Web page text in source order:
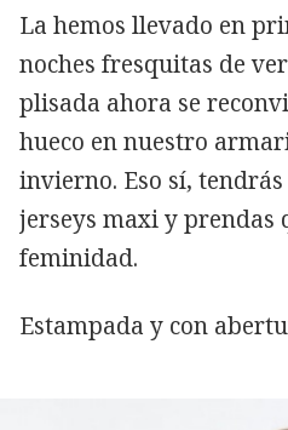
La hemos llevado en
noches fresquitas de
plisada ahora se
hueco en nuestro
invierno. Eso sí,
jerseys maxi y prendas
feminidad.
Estampada y con